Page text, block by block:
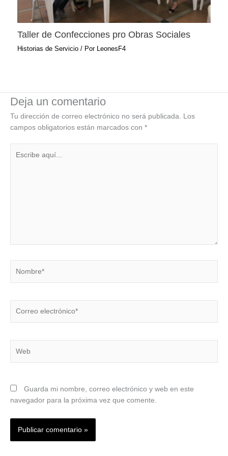
Taller de Confecciones pro Obras Sociales
Historias de Servicio / Por LeonesF4
Deja un comentario
Tu dirección de correo electrónico no será publicada.
Los
campos obligatorios están marcados con *
aquí...
Guarda mi nombre, correo electrónico y web en este
navegador para la próxima vez que comente.